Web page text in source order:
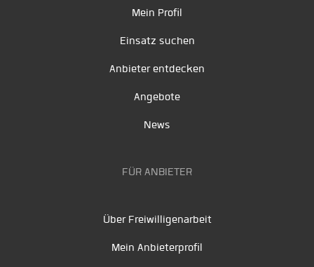
Mein Profil
Einsatz suchen
Anbieter entdecken
Angebote
News
FÜR ANBIETER
Über Freiwilligenarbeit
Mein Anbieterprofil